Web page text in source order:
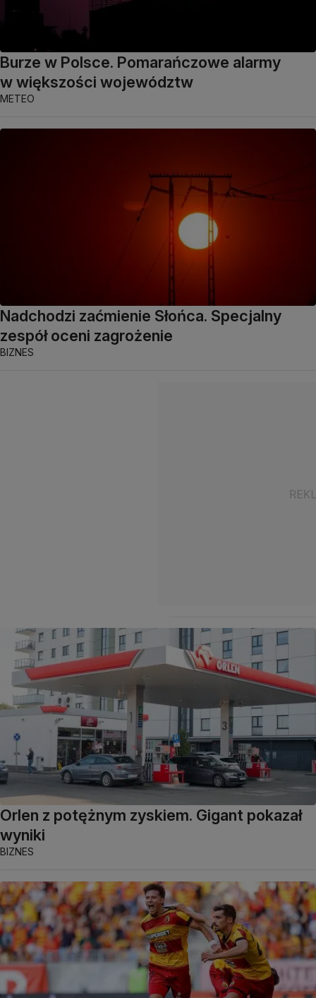
Burze w Polsce. Pomarańczowe alarmy
w większości województw
METEO
Nadchodzi zaćmienie Słońca. Specjalny
zespół oceni zagrożenie
BIZNES
Orlen z potężnym zyskiem. Gigant pokazał
wyniki
BIZNES